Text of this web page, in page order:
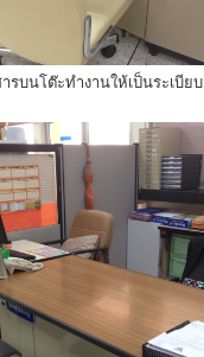
ารบนโต๊ะทำงานให้เป็นระเบียบ